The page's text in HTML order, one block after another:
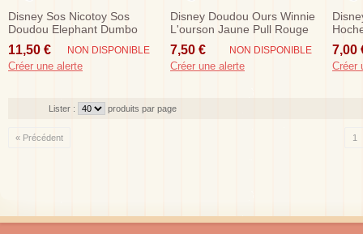
Disney Sos Nicotoy Sos
Doudou Elephant Dumbo
Gris Etoile Rose Musical
11,50 € NON DISPONIBLE
Créer une alerte
Disney Doudou Ours Winnie
L'ourson Jaune Pull Rouge
7,50 € NON DISPONIBLE
Créer une alerte
Radis
7,00
Créer
Lister : produits par page
« Précédent 1